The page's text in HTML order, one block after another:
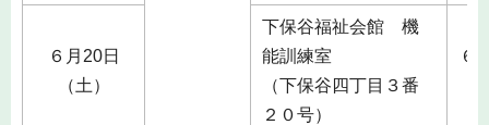
６月20日
（土）
下保谷福祉会館 機
能訓練室
（下保谷四丁目３番
２０号）
６